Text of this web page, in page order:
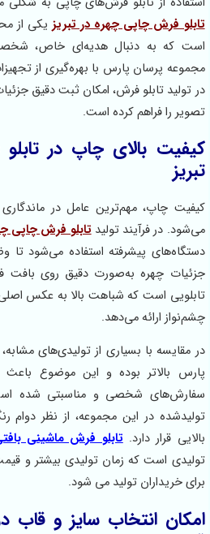
فرش چاپی چهره در تبریزیکی از
به دنبال هدیه‌ای خاص،
پرسان پارس با بهره‌گیری از تجهیزات
تابلو فرش، امکان ثبت دقیق جزئیات
را فراهم کرده است.
بالای چاپ در تابلو
چاپ، مهم‌ترین عامل در ماندگاری و
در فرآیند تولید تابلو فرش چاپی چهره در
پیشرفته استفاده می‌شود تا وضوح
چهره به‌صورت دقیق روی بافت فرش
است که شباهت بالا به عکس اصلی
ارائه می‌دهد.
با بسیاری از تولیدی‌های مشابه،
بالاتر بوده و این موضوع باعث
شخصی و مناسبتی شده است.
در این مجموعه، از نظر دوام رنگ
قرار دارد. تابلو فرش ماشینی بافتی
است که زمان تولیدی بیشتر و قیمت
تولید می شود.
انتخاب سایز و قاب در